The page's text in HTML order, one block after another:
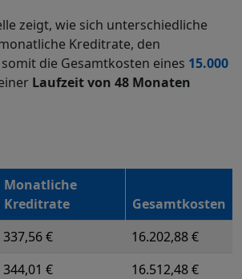
zeigt, wie sich unterschiedliche
Kreditrate, den
die Gesamtkosten eines 15.000
Laufzeit von 48 Monaten
Monatliche
Kreditrate
Gesamtkosten
337,56 €
16.202,88 €
344,01 €
16.512,48 €